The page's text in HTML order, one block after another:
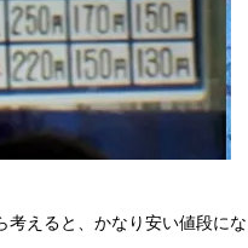
えると、かなり安い値段にな